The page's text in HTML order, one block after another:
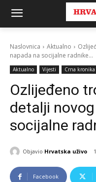
Naslovnica Aktualno
napada na socijalne radnike...
Aktualno Vijesti Crna kronika
Ozlijeđeno
detalji
socijalne
Objavio Hrvatska uživo
Facebook